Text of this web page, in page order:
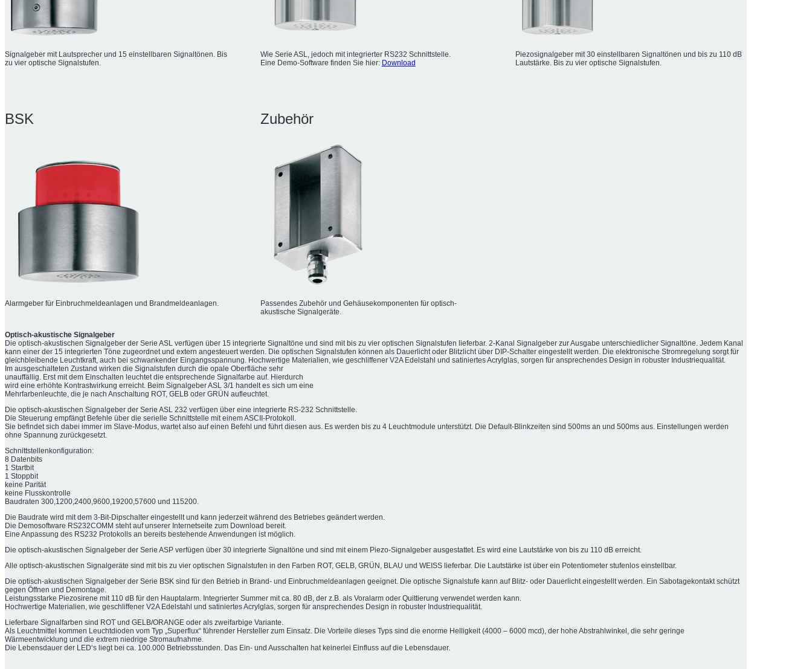
Signalgeber mit Lautsprecher und 15 einstellbaren Signaltönen. Bis
zu vier optische Signalstufen.
Wie Serie ASL, jedoch mit integrierter RS232 Schnittstelle.
Eine Demo-Software finden Sie hier: Download
Piezosignalgeber mit 30 einstellbaren Signaltönen und bis zu 110 dB
Lautstärke. Bis zu vier optische Signalstufen.
BSK
Alarmgeber für Einbruchmeldeanlagen und Brandmeldeanlagen.
Zubehör
Passendes Zubehör und Gehäusekomponenten für optisch-
akustische Signalgeräte.
Optisch-akustische Signalgeber
Die optisch-akustischen Signalgeber der Serie ASL verfügen über 15 integrierte Signaltöne und sind mit bis zu vier optischen Signalstufen lieferbar. 2-Kanal Signalgeber zur Ausgabe unterschiedlicher Signaltöne. Jedem Kanal
kann einer der 15 integrierten Töne zugeordnet und extern angesteuert werden. Die optischen Signalstufen können als Dauerlicht oder Blitzlicht über DIP-Schalter eingestellt werden. Die elektronische Stromregelung sorgt für
gleichbleibende Leuchtkraft, auch bei schwankender Eingangsspannung. Hochwertige Materialien, wie geschliffener V2A Edelstahl und satiniertes Acrylglas, sorgen für ansprechendes Design in robuster Industriequalität.
Im ausgeschalteten Zustand wirken die Signalstufen durch die opale Oberfläche sehr
unauffällig. Erst mit dem Einschalten leuchtet die entsprechende Signalfarbe auf. Hierdurch
wird eine erhöhte Kontrastwirkung erreicht. Beim Signalgeber ASL 3/1 handelt es sich um eine
Mehrfarbenleuchte, die je nach Anschaltung ROT, GELB oder GRÜN aufleuchtet.
Die optisch-akustischen Signalgeber der Serie ASL 232 verfügen über eine integrierte RS-232 Schnittstelle.
Die Steuerung empfängt Befehle über die serielle Schnittstelle mit einem ASCII-Protokoll.
Sie befindet sich dabei immer im Slave-Modus, wartet also auf einen Befehl und führt diesen aus. Es werden bis zu 4 Leuchtmodule unterstützt. Die Default-Blinkzeiten sind 500ms an und 500ms aus. Einstellungen werden
ohne Spannung zurückgesetzt.
Schnittstellenkonfiguration:
8 Datenbits
1 Startbit
1 Stoppbit
keine Parität
keine Flusskontrolle
Baudraten 300,1200,2400,9600,19200,57600 und 115200.
Die Baudrate wird mit dem 3-Bit-Dipschalter eingestellt und kann jederzeit während des Betriebes geändert werden.
Die Demosoftware RS232COMM steht auf unserer Internetseite zum Download bereit.
Eine Anpassung des RS232 Protokolls an bereits bestehende Anwendungen ist möglich.
Die optisch-akustischen Signalgeber der Serie ASP verfügen über 30 integrierte Signaltöne und sind mit einem Piezo-Signalgeber ausgestattet. Es wird eine Lautstärke von bis zu 110 dB erreicht.
Alle optisch-akustischen Signalgeräte sind mit bis zu vier optischen Signalstufen in den Farben ROT, GELB, GRÜN, BLAU und WEISS lieferbar. Die Lautstärke ist über ein Potentiometer stufenlos einstellbar.
Die optisch-akustischen Signalgeber der Serie BSK sind für den Betrieb in Brand- und Einbruchmeldeanlagen geeignet. Die optische Signalstufe kann auf Blitz- oder Dauerlicht eingestellt werden. Ein Sabotagekontakt schützt
gegen Öffnen und Demontage.
Leistungsstarke Piezosirene mit 110 dB für den Hauptalarm. Integrierter Summer mit ca. 80 dB, der z.B. als Voralarm oder Quittierung verwendet werden kann.
Hochwertige Materialien, wie geschliffener V2A Edelstahl und satiniertes Acrylglas, sorgen für ansprechendes Design in robuster Industriequalität.
Lieferbare Signalfarben sind ROT und GELB/ORANGE oder als zweifarbige Variante.
Als Leuchtmittel kommen Leuchtdioden vom Typ „Superflux“ führender Hersteller zum Einsatz. Die Vorteile dieses Typs sind die enorme Helligkeit (4000 – 6000 mcd), der hohe Abstrahlwinkel, die sehr geringe
Wärmeentwicklung und die extrem niedrige Stromaufnahme.
Die Lebensdauer der LED‘s liegt bei ca. 100.000 Betriebsstunden. Das Ein- und Ausschalten hat keinerlei Einfluss auf die Lebensdauer.